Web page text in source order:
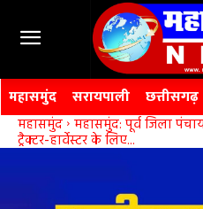
महासमुंद सरायपाली छत्तीसगढ़
महासमुंद महासमुंद: पूर्व जिला
ट्रैक्टर-हार्वेस्टर के लिए...